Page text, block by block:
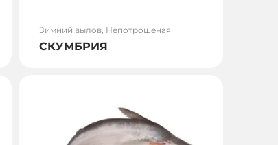
Зимний вылов, Непотрошеная
СКУМБРИЯ